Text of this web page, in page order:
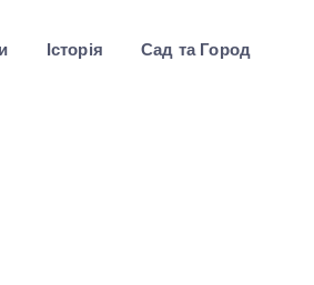
Історія Сад та Город